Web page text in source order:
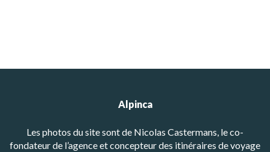
Alpinca
Les photos du site sont de Nicolas Castermans, le co-
fondateur de l’agence et concepteur des itinéraires de voyage